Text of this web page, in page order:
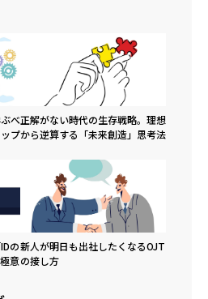
べ
プ
正解がない時代の生存戦略。理想
から逆算する「未来創造」思考法
の
意
新人が明日も出社したくなるOJT
の接し方